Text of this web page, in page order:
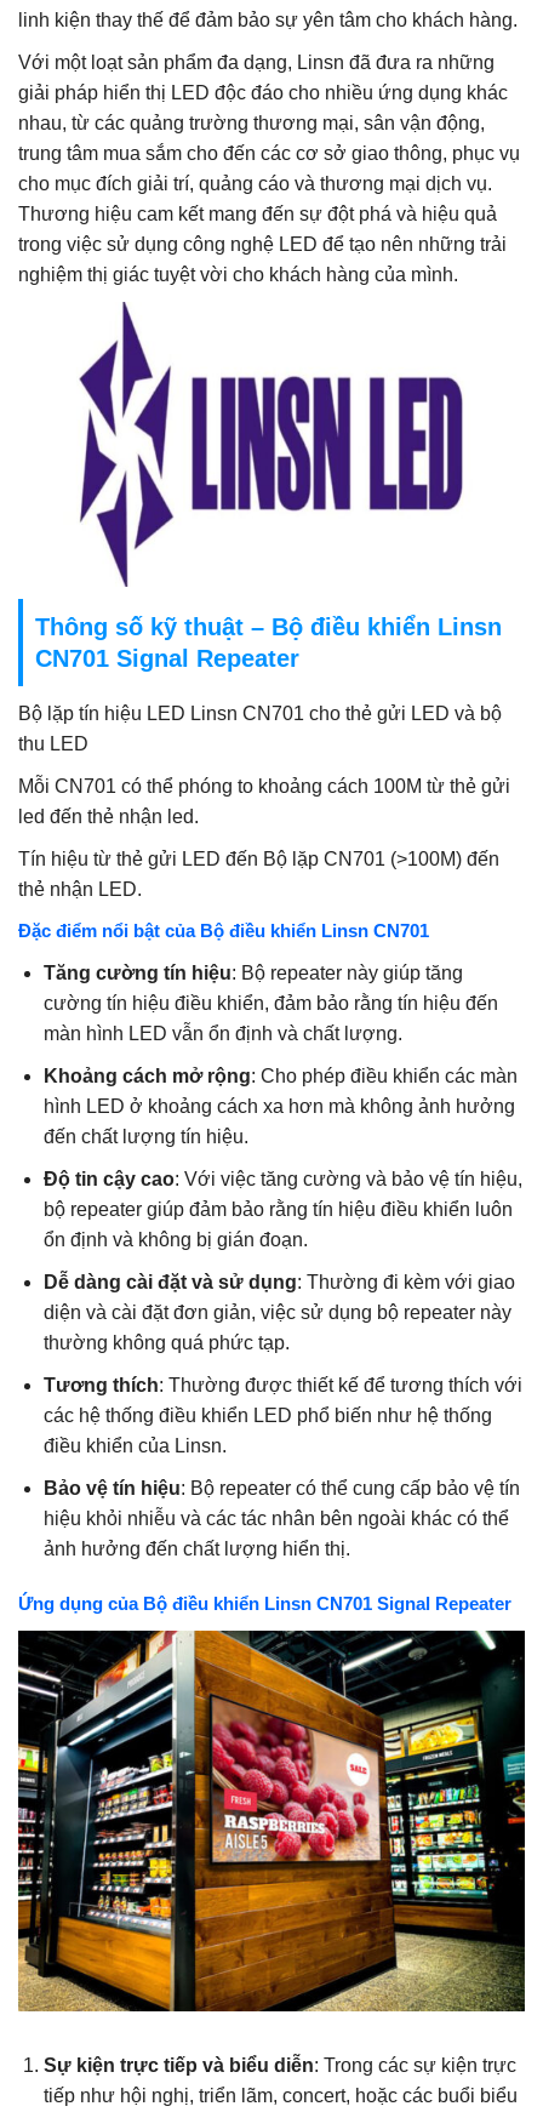
linh kiện thay thế để đảm bảo sự yên tâm cho khách hàng.
Với một loạt sản phẩm đa dạng, Linsn đã đưa ra những
giải pháp hiển thị LED độc đáo cho nhiều ứng dụng khác
nhau, từ các quảng trường thương mại, sân vận động,
trung tâm mua sắm cho đến các cơ sở giao thông, phục vụ
cho mục đích giải trí, quảng cáo và thương mại dịch vụ.
Thương hiệu cam kết mang đến sự đột phá và hiệu quả
trong việc sử dụng công nghệ LED để tạo nên những trải
nghiệm thị giác tuyệt vời cho khách hàng của mình.
Thông số kỹ thuật – Bộ điều khiển Linsn
CN701 Signal Repeater
Bộ lặp tín hiệu LED Linsn CN701 cho thẻ gửi LED và bộ
thu LED
Mỗi CN701 có thể phóng to khoảng cách 100M từ thẻ gửi
led đến thẻ nhận led.
Tín hiệu từ thẻ gửi LED đến Bộ lặp CN701 (>100M) đến
thẻ nhận LED.
Đặc điểm nổi bật của Bộ điều khiển Linsn CN701
Tăng cường tín hiệu: Bộ repeater này giúp tăng
cường tín hiệu điều khiển, đảm bảo rằng tín hiệu đến
màn hình LED vẫn ổn định và chất lượng.
Khoảng cách mở rộng: Cho phép điều khiển các màn
hình LED ở khoảng cách xa hơn mà không ảnh hưởng
đến chất lượng tín hiệu.
Độ tin cậy cao: Với việc tăng cường và bảo vệ tín hiệu,
bộ repeater giúp đảm bảo rằng tín hiệu điều khiển luôn
ổn định và không bị gián đoạn.
Dễ dàng cài đặt và sử dụng: Thường đi kèm với giao
diện và cài đặt đơn giản, việc sử dụng bộ repeater này
thường không quá phức tạp.
Tương thích: Thường được thiết kế để tương thích với
các hệ thống điều khiển LED phổ biến như hệ thống
điều khiển của Linsn.
Bảo vệ tín hiệu: Bộ repeater có thể cung cấp bảo vệ tín
hiệu khỏi nhiễu và các tác nhân bên ngoài khác có thể
ảnh hưởng đến chất lượng hiển thị.
Ứng dụng của Bộ điều khiển Linsn CN701 Signal Repeater
Sự kiện trực tiếp và biểu diễn: Trong các sự kiện trực
tiếp như hội nghị, triển lãm, concert, hoặc các buổi biểu